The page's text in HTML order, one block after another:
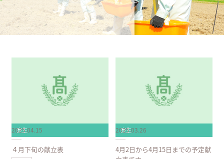
寮生
2025.04.15
４月下旬の献立表
寮生
2025.03.26
4月2日から4月15日までの予定献